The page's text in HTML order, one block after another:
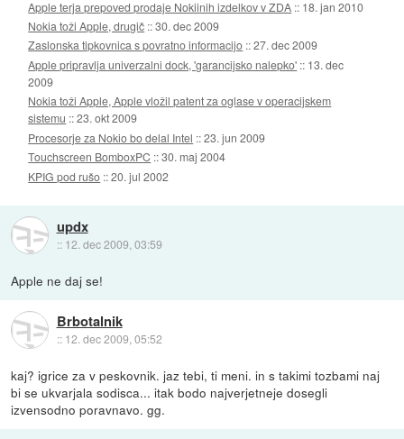
Apple terja prepoved prodaje Nokiinih izdelkov v ZDA :: 18. jan 2010
Nokia toži Apple, drugič ::30. dec 2009
Zaslonska tipkovnica s povratno informacijo ::27. dec 2009
Apple pripravlja univerzalni dock, 'garancijsko nalepko' :: 13. dec
2009
Nokia toži Apple, Apple vložil patent za oglase v operacijskem
sistemu ::23. okt 2009
Procesorje za Nokio bo delal Intel ::23. jun 2009
Touchscreen BomboxPC ::30. maj 2004
KPIG pod rušo ::20. jul 2002
updx
:: 12. dec 2009, 03:59
Apple ne daj se!
Brbotalnik
:: 12. dec 2009, 05:52
kaj? igrice za v peskovnik. jaz tebi, ti meni. in s takimi tozbami naj
bi se ukvarjala sodisca... itak bodo najverjetneje dosegli
izvensodno poravnavo. gg.